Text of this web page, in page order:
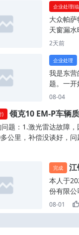
维修三
企业处理(
水，4S
大众帕
天窗漏
点半左右
查说没
修），第
（胶打了
三次又漏
汽大众回
偿。目前
已经三
2天前
企业处理
故障，
我是东
题。一
的，维修
实在解决
售后。前
次，还依
是彻底
精疲力
身为一
车了。
次拿我的
为，并
08-04
)
领克10 EM-P车辆
题：1.激光雷达故障
公里，补偿没谈好，
要更换。问题出现在
质量问题。厂家偷换概
已拆过后备箱打了密封
在。这属于设计缺陷，
理；5.充电口漏水，因
显的质量问题，未处理
一万积分（1000元领
完成
江
物质，
本人于
份有限
驶里程
0月9日
08-01